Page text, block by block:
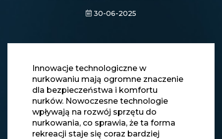
30-06-2025
Innowacje technologiczne w
nurkowaniu mają ogromne znaczenie
dla bezpieczeństwa i komfortu
nurków. Nowoczesne technologie
wpływają na rozwój sprzętu do
nurkowania, co sprawia, że ta forma
rekreacji staje się coraz bardziej